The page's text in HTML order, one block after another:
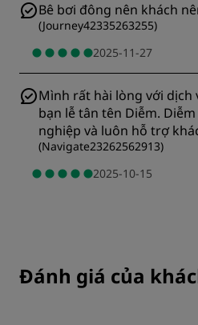
Bê bơi đông nên khách
(Journey42335263255)
2025-11-27
Mình rất hài lòng với dịch
bạn lễ tân tên Diễm.
nghiệp và luôn hỗ trợ
(Navigate23262562913)
2025-10-15
Đánh giá của